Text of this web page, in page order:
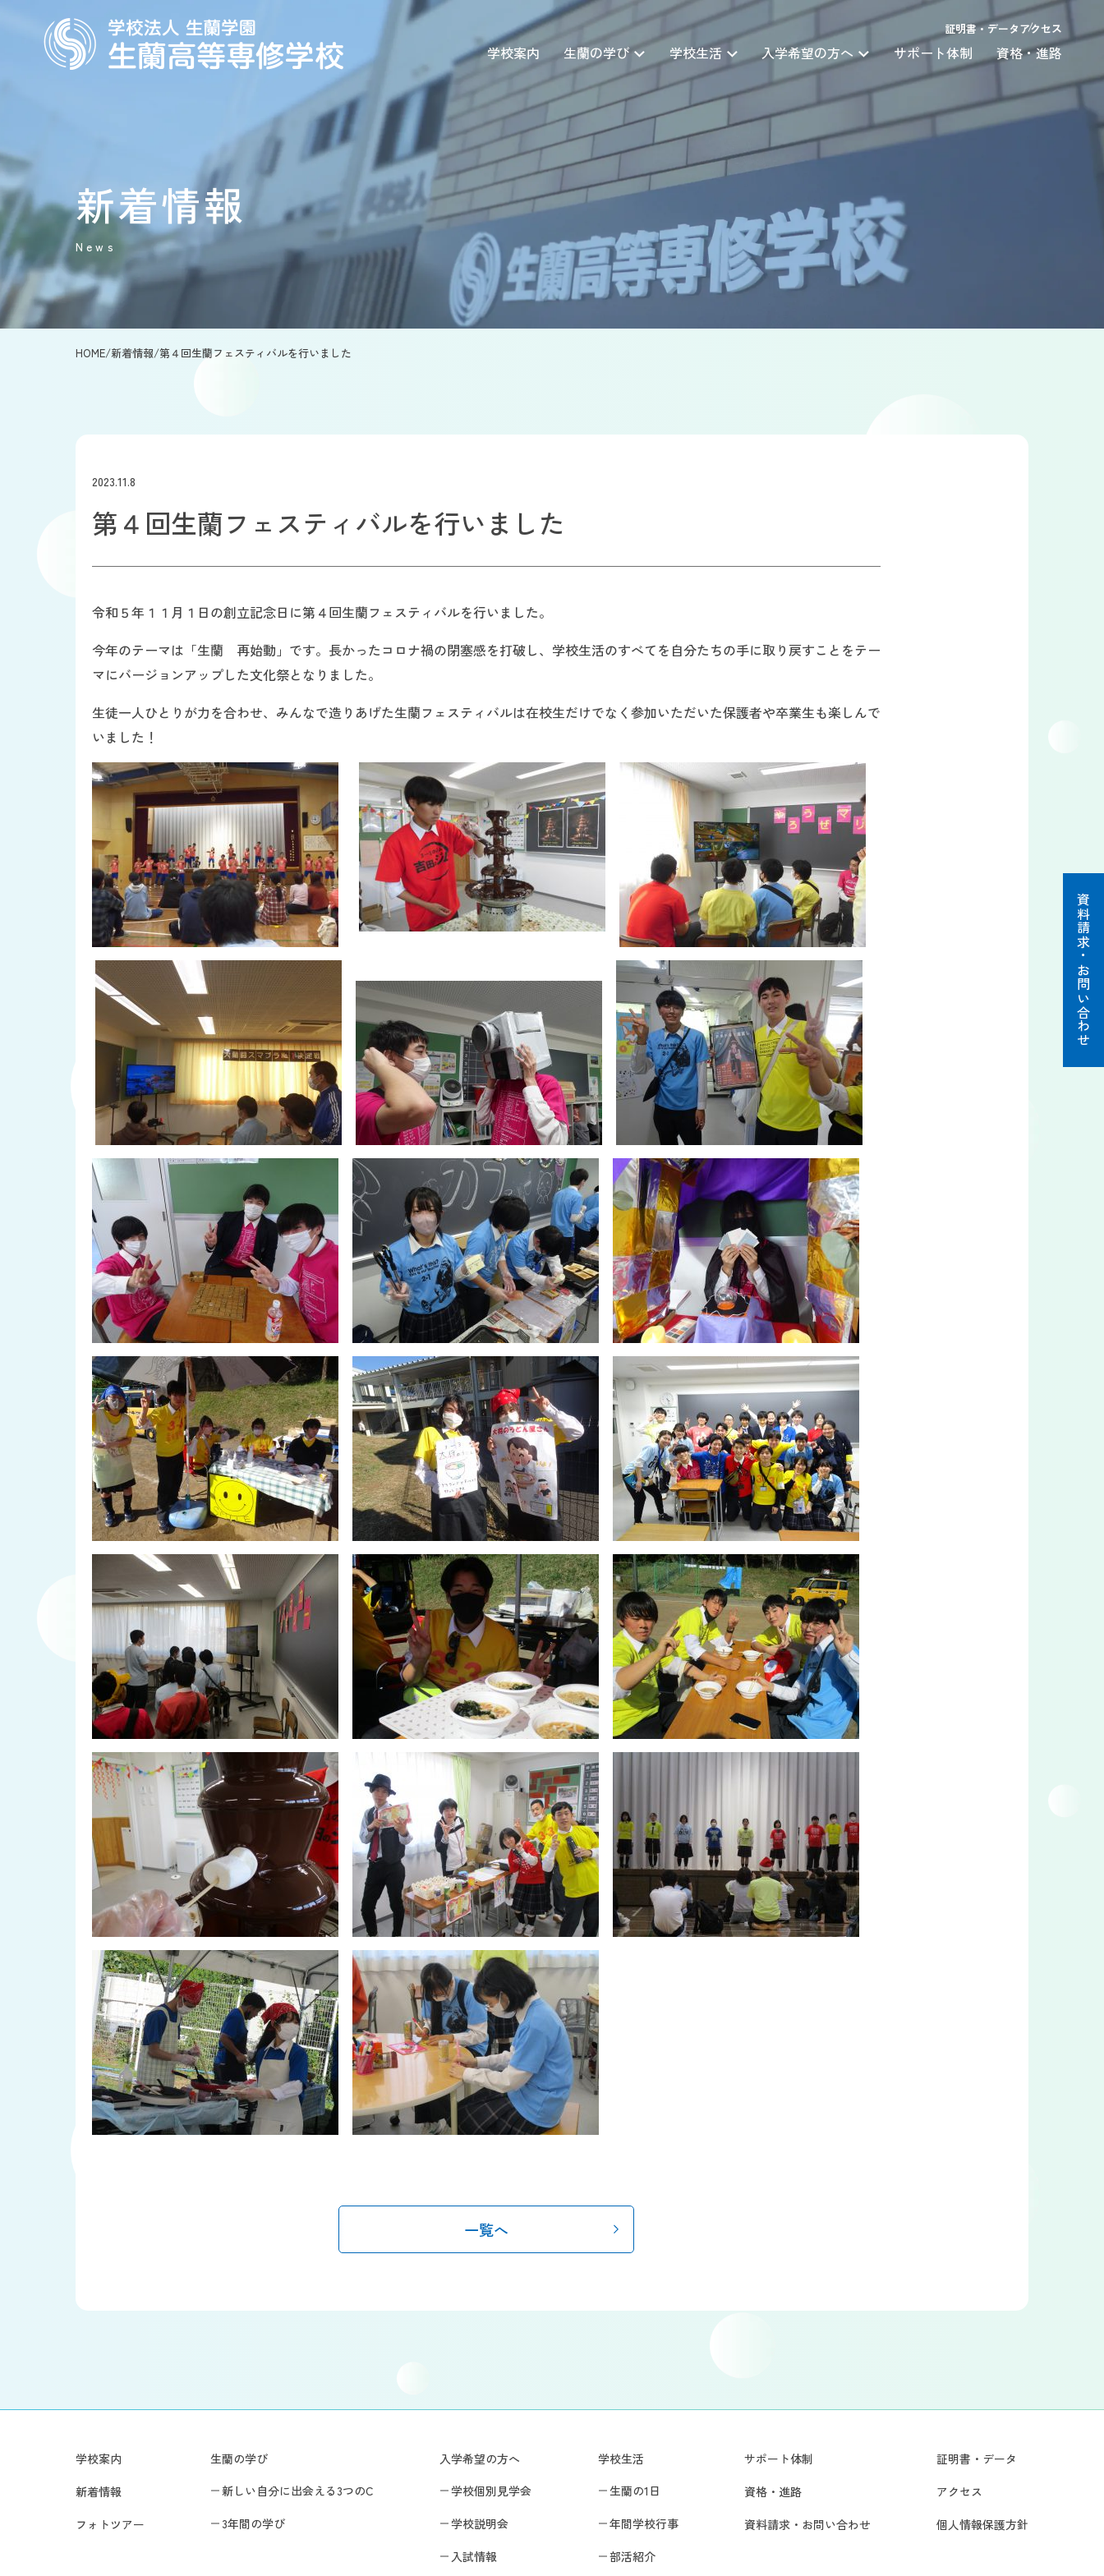
証明書・データアクセス
学校案内 生蘭の学び 学校生活 入学希望の方へ サポート体制 資格・進路
資料請求・お問い合わせ
新着情報
News
HOME/新着情報/第４回生蘭フェスティバルを行いました
2023.11.8
第４回生蘭フェスティバルを行いました
令和５年１１月１日の創立記念日に第４回生蘭フェスティバルを行いました。
今年のテーマは「生蘭 再始動」です。長かったコロナ禍の閉塞感を打破し、学校生活のすべてを自分たちの手に取り戻すことをテー
マにバージョンアップした文化祭となりました。
生徒一人ひとりが力を合わせ、みんなで造りあげた生蘭フェスティバルは在校生だけでなく参加いただいた保護者や卒業生も楽しんで
いました！
一覧へ
学校案内
新着情報
フォトツアー
生蘭の学び
新しい自分に出会える3つのC
3年間の学び
入学希望の方へ
学校個別見学会
学校説明会
入試情報
学校生活
生蘭の1日
年間学校行事
部活紹介
サポート体制
資格・進路
資料請求・お問い合わせ
証明書・データ
アクセス
個人情報保護方針